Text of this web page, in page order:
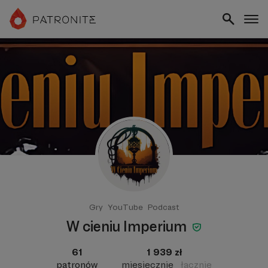
Gry YouTube Podcast
W cieniu Imperium
61
patronów
1 939 zł
miesięcznie
łącznie